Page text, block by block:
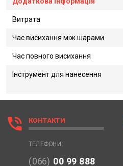
Витрата
Час висихання між шарами
Час повного висихання
Інструмент для нанесення
phone_in_talk КОНТАКТИ
ТЕЛЕФОНИ:
(066) 00 99 888